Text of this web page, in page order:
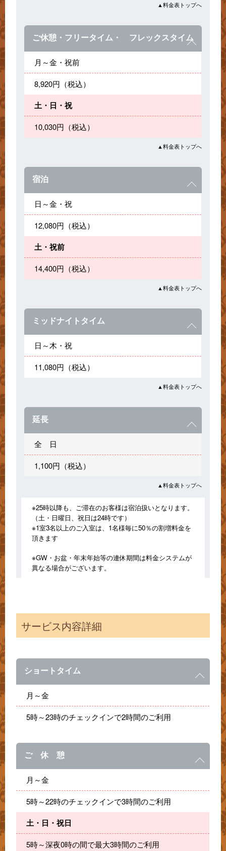
▲料金表トップへ
ご休憩・フリータイム・ フレックスタイム
月～金・祝前
8,920円（税込）
土・日・祝
10,030円（税込）
▲料金表トップへ
宿泊
日～金・祝
12,080円（税込）
土・祝前
14,400円（税込）
▲料金表トップへ
ミッドナイトタイム
日～木・祝
11,080円（税込）
▲料金表トップへ
延長
全 日
1,100円（税込）
▲料金表トップへ
※25時以降も、ご滞在のお客様は宿泊扱いとなります。
（土・日曜日、祝日は24時です）
※1室3名以上のご入室は、1名様毎に50％の割増料金を
頂きます
※GW・お盆・年末年始等の連休期間は料金システムが
異なる場合がございます。
サービス内容詳細
ショートタイム
月～金
5時～23時のチェックインで2時間のご利用
ご 休 憩
月～金
5時～22時のチェックインで3時間のご利用
土・日・祝日
5時～深夜0時の間で最大3時間のご利用